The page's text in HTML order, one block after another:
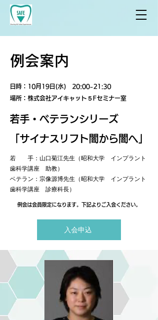
​例会案内
日時：10月19日(水) 20:00~21:30
​場所：株式会社アイキャット５Fセミナー室
若手・ベテランシリーズ
​「サイナスリフト闇から闇へ」
若 手：山口菊江先生（昭和大学 インプラント
歯科学講座 助教）
ベテラン：宗像源博先生（昭和大学 インプラント
歯科学講座 診療科長）
​例会は会員限定になります。下記よりご入会ください。
入会申込